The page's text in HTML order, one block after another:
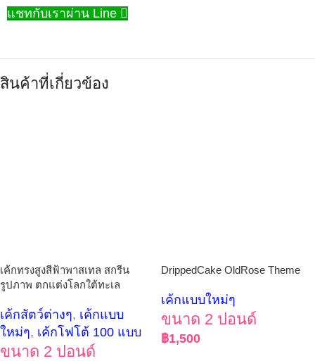
แชทกับเราผ่าน Line
สินค้าที่เกี่ยวข้อง
เค้กทรงสูงสีฟ้าพาสเทล สกรีน
รูปภาพ ตกแต่งโลกใต้ทะเล
เค้กสัตว์ต่างๆ, เค้กแบบ
ใหม่ๆ, เค้กโฟโต้ 100 แบบ
ขนาด 2 ปอนด์
DrippedCake OldRose Theme
เค้กแบบใหม่ๆ
ขนาด 2 ปอนด์
฿1,500